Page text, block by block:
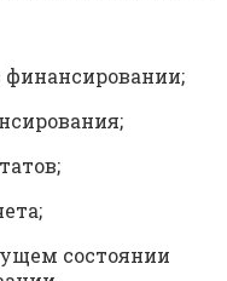
финансировании;
состоянии